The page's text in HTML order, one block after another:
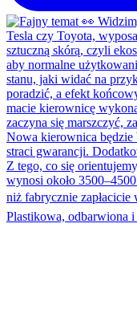
Plastikowa, odbarwiona